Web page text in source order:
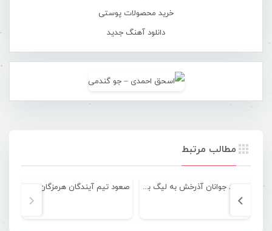
خرید محصولات پوستی
دانلود آهنگ جدید
مطالب مرتبط
صعود جوانان آذرخش به لیگ برتر فوتسال کشور